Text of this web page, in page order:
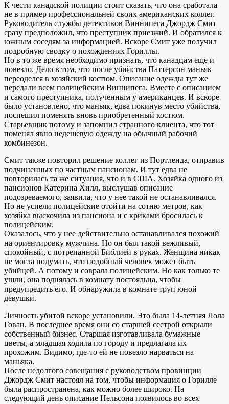
К чести канадской полиции стоит сказать, что она сработала
не в пример профессиональней своих американских коллег.
Руководитель службы детективов Виннипега Джордж Смит
сразу предположил, что преступник приезжий. И обратился к
южным соседям за информацией. Вскоре Смит уже получил
подробную сводку о похождениях Гориллы.
Но в то же время необходимо признать, что канадцам еще и
повезло. Дело в том, что после убийства Паттерсон маньяк
переоделся в хозяйский костюм. Описание одежды тут же
передали всем полицейским Виннипега. Вместе с описанием
и самого преступника, полученным у американцев. И вскоре
было установлено, что маньяк, едва покинув место убийства,
поспешил поменять вновь приобретенный костюм.
Старьевщик потому и запомнил странного клиента, что тот
поменял явно недешевую одежду на обычный рабочий
комбинезон.
Смит также повторил решение коллег из Портленда, отправив
подчиненных по частным пансионам. И тут едва не
повторилась та же ситуация, что и в США. Хозяйка одного из
пансионов Катерина Хилл, выслушав описание
подозреваемого, заявила, что у нее такой не останавливался.
Но не успели полицейские отойти на сотню метров, как
хозяйка выскочила из пансиона и с криками бросилась к
полицейским.
Оказалось, что у нее действительно останавливался похожий
на ориентировку мужчина. Но он был такой вежливый,
спокойный, с потрепанной Библией в руках. Женщина никак
не могла подумать, что подобный человек может быть
убийцей. А потому и соврала полицейским. Но как только те
ушли, она поднялась в комнату постояльца, чтобы
предупредить его. И обнаружила в комнате труп юной
девушки.
Личность убитой вскоре установили. Это была 14-летняя Лола
Гован. В последнее время они со старшей сестрой открыли
собственный бизнес. Старшая изготавливала бумажные
цветы, а младшая ходила по городу и предлагала их
прохожим. Видимо, где-то ей не повезло нарваться на
маньяка.
После недолгого совещания с руководством провинции
Джордж Смит настоял на том, чтобы информация о Горилле
была распространена, как можно более широко. На
следующий день описание Нельсона появилось во всех